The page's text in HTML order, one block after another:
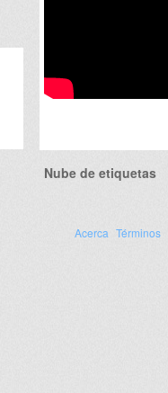
Nube de etiquetas
Acerca Términos